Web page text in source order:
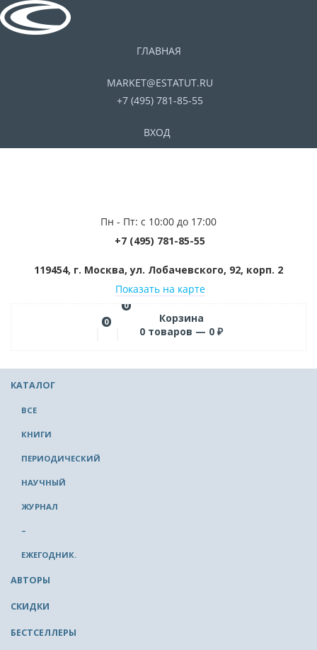
ГЛАВНАЯ
MARKET@ESTATUT.RU
+7 (495) 781-85-55
ВХОД
Пн - Пт: с 10:00 до 17:00
+7 (495) 781-85-55
119454, г. Москва, ул. Лобачевского, 92, корп. 2
Показать на карте
0
0
Корзина
0 товаров — 0 ₽
КАТАЛОГ
ВСЕ
КНИГИ
ПЕРИОДИЧЕСКИЙ
НАУЧНЫЙ
ЖУРНАЛ
–
ЕЖЕГОДНИК.
АВТОРЫ
СКИДКИ
БЕСТСЕЛЛЕРЫ